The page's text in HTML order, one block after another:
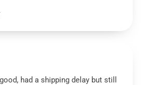
had a shipping delay but still